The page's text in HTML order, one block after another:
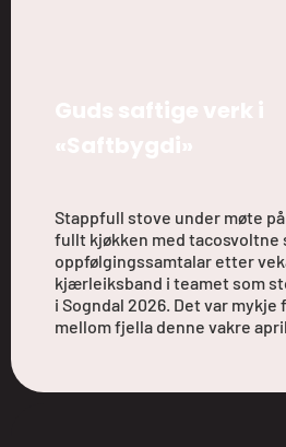
Stappfull stove under møte
fullt kjøkken med tacosvoltne
oppfølgingssamtalar etter
kjærleiksband i teamet som
i Sogndal 2026. Det var
mellom fjella denne vakre